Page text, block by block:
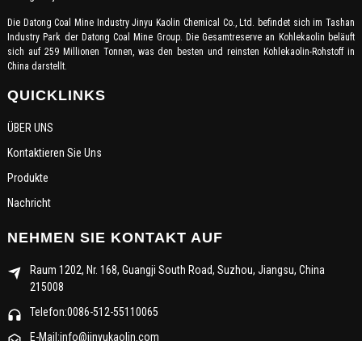
Die Datong Coal Mine Industry Jinyu Kaolin Chemical Co., Ltd. befindet sich im Tashan
Industry Park der Datong Coal Mine Group. Die Gesamtreserve an Kohlekaolin beläuft
sich auf 259 Millionen Tonnen, was den besten und reinsten Kohlekaolin-Rohstoff in
China darstellt.
QUICKLINKS
ÜBER UNS
Kontaktieren Sie Uns
Produkte
Nachricht
NEHMEN SIE KONTAKT AUF
Raum 1202, Nr. 168, Guangji South Road, Suzhou, Jiangsu, China
215008
Telefon:0086-512-55110065
E-Mail:info@jinyukaolin.com